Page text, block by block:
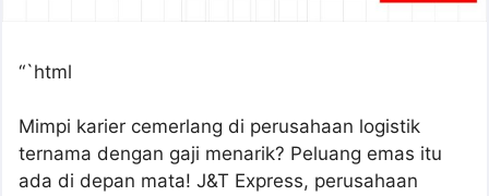
“`html
Mimpi karier cemerlang di perusahaan logistik
ternama dengan gaji menarik? Peluang emas itu
ada di depan mata! J&T Express, perusahaan